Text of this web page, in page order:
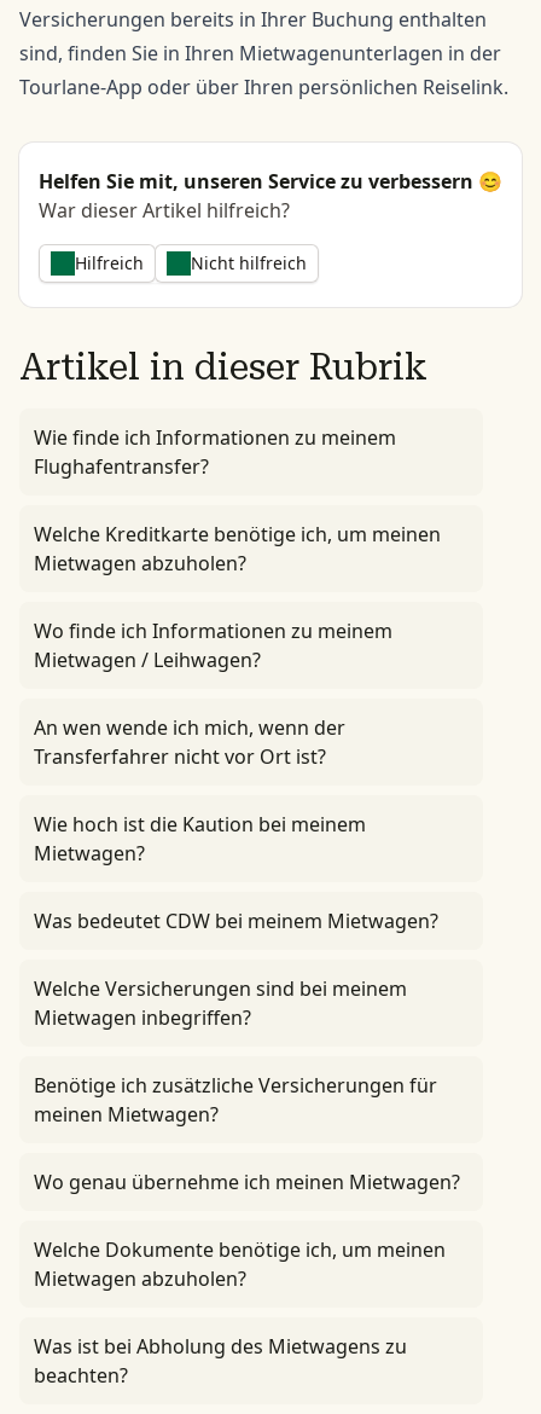
Versicherungen bereits in Ihrer Buchung enthalten
sind, finden Sie in Ihren Mietwagenunterlagen in der
Tourlane-App oder über Ihren persönlichen Reiselink.
Helfen Sie mit, unseren Service zu verbessern 😊
War dieser Artikel hilfreich?
Hilfreich Nicht hilfreich
Artikel in dieser Rubrik
Wie finde ich Informationen zu meinem
Flughafentransfer?
Welche Kreditkarte benötige ich, um meinen
Mietwagen abzuholen?
Wo finde ich Informationen zu meinem
Mietwagen / Leihwagen?
An wen wende ich mich, wenn der
Transferfahrer nicht vor Ort ist?
Wie hoch ist die Kaution bei meinem
Mietwagen?
Was bedeutet CDW bei meinem Mietwagen?
Welche Versicherungen sind bei meinem
Mietwagen inbegriffen?
Benötige ich zusätzliche Versicherungen für
meinen Mietwagen?
Wo genau übernehme ich meinen Mietwagen?
Welche Dokumente benötige ich, um meinen
Mietwagen abzuholen?
Was ist bei Abholung des Mietwagens zu
beachten?